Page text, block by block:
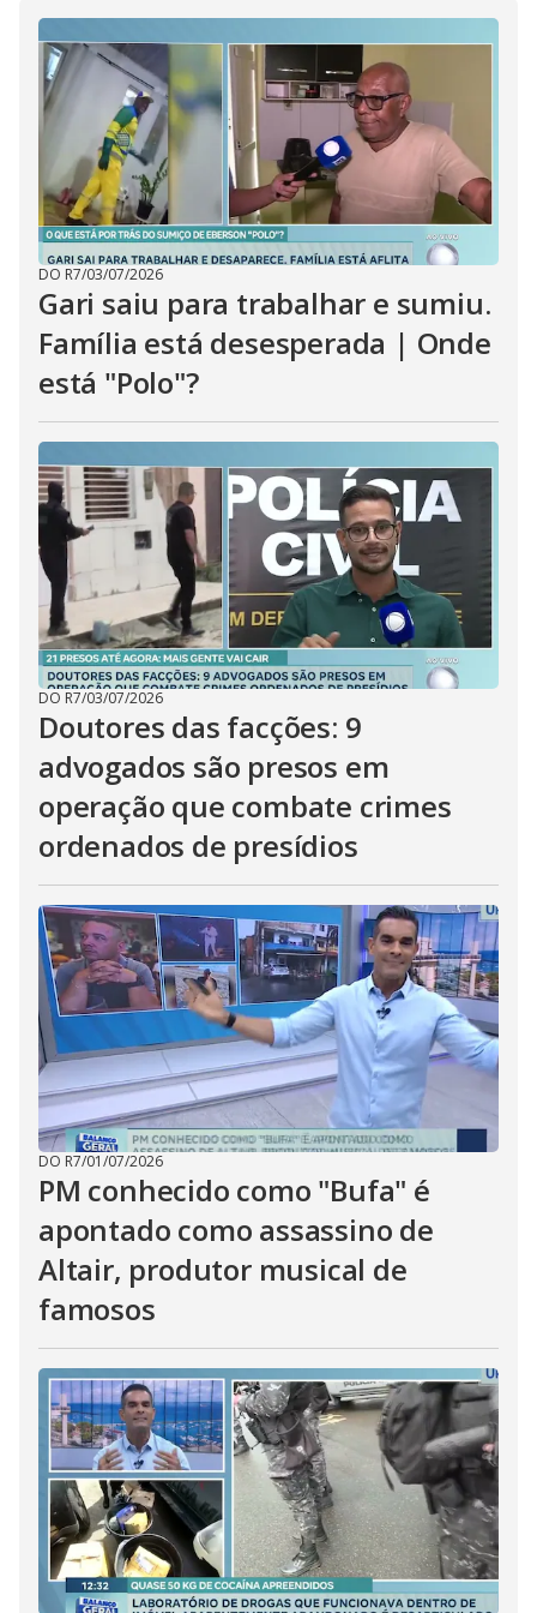
d
e
o
DO R7/03/07/2026
Gari saiu para trabalhar e sumiu.
Família está desesperada | Onde
está "Polo"?
DO R7/03/07/2026
Doutores das facções: 9
advogados são presos em
operação que combate crimes
ordenados de presídios
DO R7/01/07/2026
PM conhecido como "Bufa" é
apontado como assassino de
Altair, produtor musical de
famosos